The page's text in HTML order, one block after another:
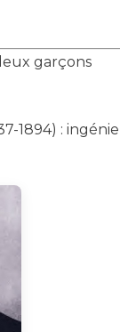
garçons
1894) :